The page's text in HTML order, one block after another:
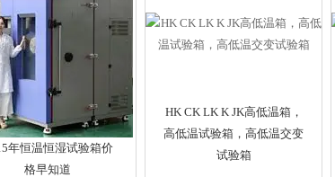
年恒温恒湿试验箱价
格早知道
HK CK LK K JK高低温箱，
高低温试验箱，高低温交变
试验箱